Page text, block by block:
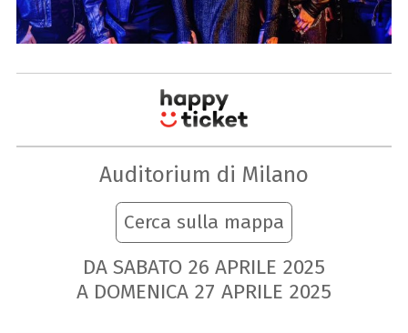
Auditorium di Milano
Cerca sulla mappa
DA SABATO 26 APRILE 2025
A DOMENICA 27 APRILE 2025